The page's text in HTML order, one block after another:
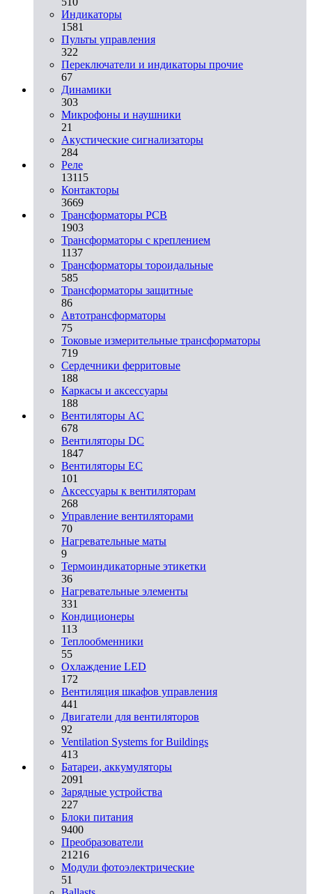
Индикаторы
1581
Пульты управления
322
Переключатели и индикаторы прочие
67
Динамики
303
Микрофоны и наушники
21
Акустические сигнализаторы
284
Реле
13115
Контакторы
3669
Трансформаторы PCB
1903
Трансформаторы с креплением
1137
Трансформаторы тороидальные
585
Трансформаторы защитные
86
Автотрансформаторы
75
Токовые измерительные трансформаторы
719
Сердечники ферритовые
188
Каркасы и аксессуары
188
Вентиляторы AC
678
Вентиляторы DC
1847
Вентиляторы EC
101
Аксессуары к вентиляторам
268
Управление вентиляторами
70
Нагревательные маты
9
Термоиндикаторные этикетки
36
Нагревательные элементы
331
Кондиционеры
113
Теплообменники
55
Охлаждение LED
172
Вентиляция шкафов управления
441
Двигатели для вентиляторов
92
Ventilation Systems for Buildings
413
Батареи, аккумуляторы
2091
Зарядные устройства
227
Блоки питания
9400
Преобразователи
21216
Модули фотоэлектрические
51